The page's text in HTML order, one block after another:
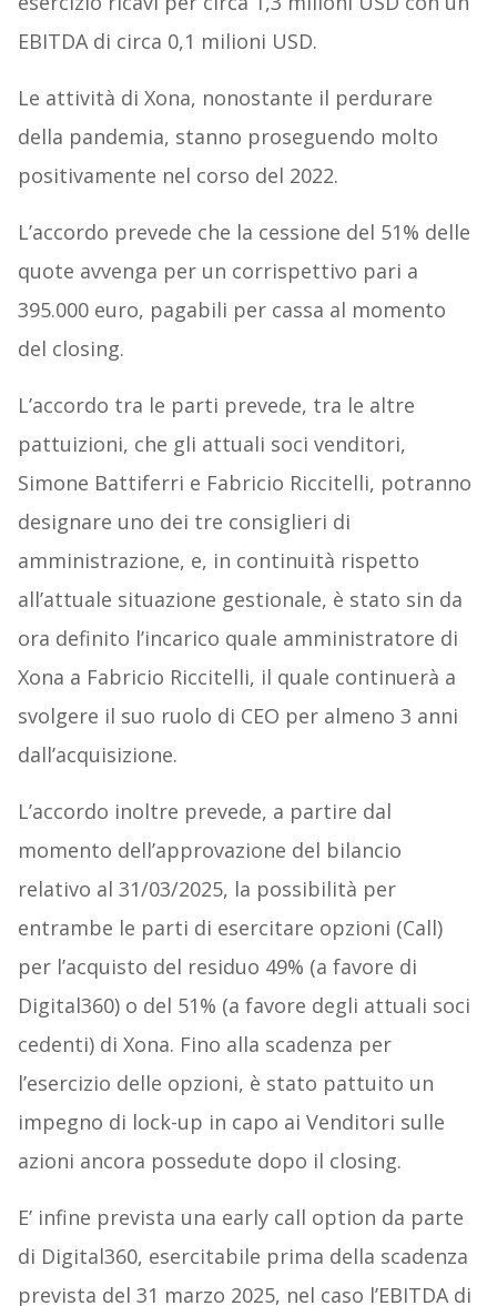
EBITDA di circa 0,1 milioni USD.
Le attività di Xona, nonostante il perdurare
della pandemia, stanno proseguendo molto
positivamente nel corso del 2022.
L’accordo prevede che la cessione del 51% delle
quote avvenga per un corrispettivo pari a
395.000 euro, pagabili per cassa al momento
del closing.
L’accordo tra le parti prevede, tra le altre
pattuizioni, che gli attuali soci venditori,
Simone Battiferri e Fabricio Riccitelli, potranno
designare uno dei tre consiglieri di
amministrazione, e, in continuità rispetto
all’attuale situazione gestionale, è stato sin da
ora definito l’incarico quale amministratore di
Xona a Fabricio Riccitelli, il quale continuerà a
svolgere il suo ruolo di CEO per almeno 3 anni
dall’acquisizione.
L’accordo inoltre prevede, a partire dal
momento dell’approvazione del bilancio
relativo al 31/03/2025, la possibilità per
entrambe le parti di esercitare opzioni (Call)
per l’acquisto del residuo 49% (a favore di
Digital360) o del 51% (a favore degli attuali soci
cedenti) di Xona. Fino alla scadenza per
l’esercizio delle opzioni, è stato pattuito un
impegno di lock-up in capo ai Venditori sulle
azioni ancora possedute dopo il closing.
E’ infine prevista una early call option da parte
di Digital360, esercitabile prima della scadenza
prevista del 31 marzo 2025, nel caso l’EBITDA di